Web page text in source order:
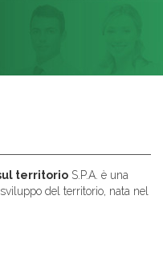
territorio S.P.A. è una
del territorio, nata nel